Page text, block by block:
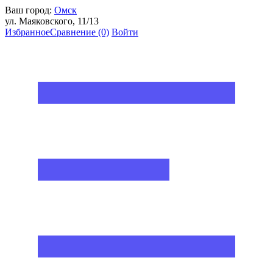
Ваш город: Омск
ул. Маяковского, 11/13
ИзбранноеСравнение (0) Войти